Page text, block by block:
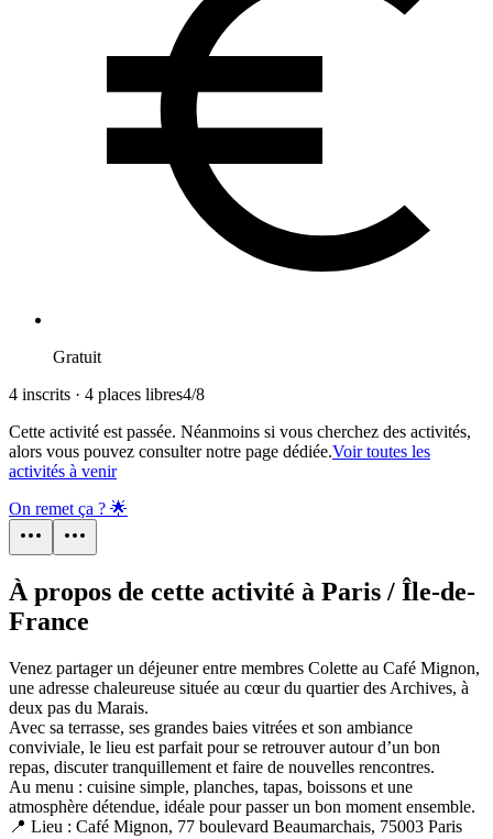
Gratuit
4 inscrits · 4 places libres4/8
Cette activité est passée. Néanmoins si vous cherchez des activités,
alors vous pouvez consulter notre page dédiée.Voir toutes les
activités à venir
On remet ça ? 🌟
À propos de cette activité à Paris / Île-de-
France
Venez partager un déjeuner entre membres Colette au Café Mignon,
une adresse chaleureuse située au cœur du quartier des Archives, à
deux pas du Marais.
Avec sa terrasse, ses grandes baies vitrées et son ambiance
conviviale, le lieu est parfait pour se retrouver autour d’un bon
repas, discuter tranquillement et faire de nouvelles rencontres.
Au menu : cuisine simple, planches, tapas, boissons et une
atmosphère détendue, idéale pour passer un bon moment ensemble.
📍 Lieu : Café Mignon, 77 boulevard Beaumarchais, 75003 Paris